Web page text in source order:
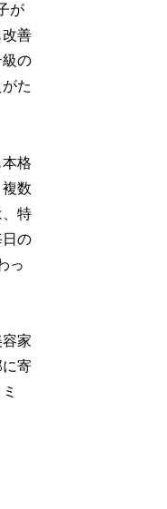
が
善
級の
た
格
数
特
の
っ
家
寄